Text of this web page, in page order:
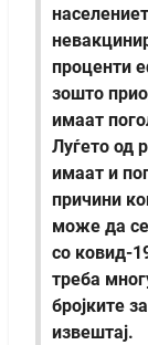
проценти
зошто
имаат
Луѓето од
имаат и
причини
може да се
со ковид-
треба
бројките
извештај.